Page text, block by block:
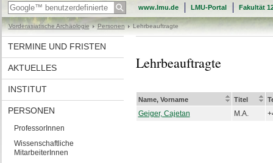
www.lmu.de LMU-Portal Fakultät
Vorderasiatische Archäologie Personen Lehrbeauftragte
TERMINE UND FRISTEN
AKTUELLES
INSTITUT
PERSONEN
ProfessorInnen
Wissenschaftliche
MitarbeiterInnen
Lehrbeauftragte
Name, Vorname Titel
Geiger, Cajetan M.A.